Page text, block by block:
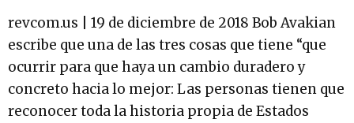
revcom.us | 19 de diciembre de 2018 Bob Avakian
escribe que una de las tres cosas que tiene “que
ocurrir para que haya un cambio duradero y
concreto hacia lo mejor: Las personas tienen que
reconocer toda la historia propia de Estados